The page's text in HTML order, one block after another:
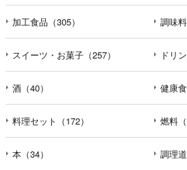
加工食品（305） 調味
スイーツ・お菓子（257） ドリ
酒（40） 健康
料理セット（172） 燃料（
本（34） 調理